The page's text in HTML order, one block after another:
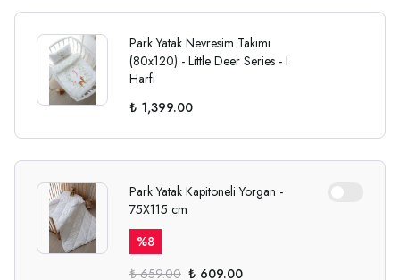
Park Yatak Nevresim Takımı
(80x120) - Little Deer Series - I
Harfi
₺ 1,399.00
Park Yatak Kapitoneli Yorgan -
75X115 cm
%8
₺ 659.00 ₺ 609.00